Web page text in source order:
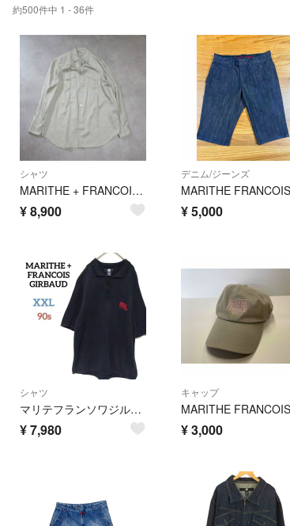
約500件中 1 - 36件
シャツ
MARITHE + FRANCOIS GIRBAUD / オーバーサイズ シャツ
¥8,900
デニム/ジーンズ
¥5,000
シャツ
マリテフランソワジルボー ニットポロ コットン ロゴ刺繍 ハーフボタン 90s
¥7,980
キャップ
¥3,000